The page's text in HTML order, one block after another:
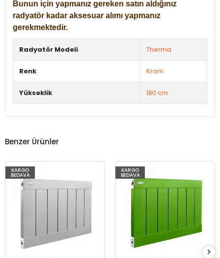
Bunun için yapmanız gereken satın aldığınız
radyatör kadar aksesuar alımı yapmanız
gerekmektedir.
Radyatör Modeli Therma
Renk Krom
Yükseklik 180 cm.
Benzer Ürünler
KARGO
BEDAVA
KARGO
BEDAVA